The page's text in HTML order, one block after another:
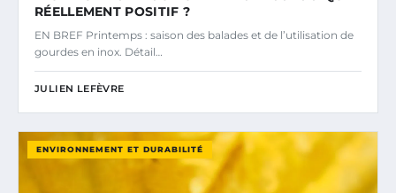
RÉELLEMENT POSITIF ?
EN BREF Printemps : saison des balades et de l’utilisation de
gourdes en inox. Détail…
JULIEN LEFÈVRE
ENVIRONNEMENT ET DURABILITÉ